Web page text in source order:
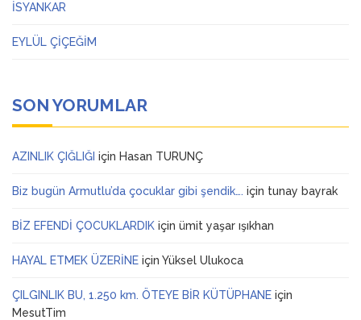
İSYANKAR
EYLÜL ÇİÇEĞİM
SON YORUMLAR
AZINLIK ÇIĞLIĞI için Hasan TURUNÇ
Biz bugün Armutlu’da çocuklar gibi şendik…. için tunay bayrak
BİZ EFENDİ ÇOCUKLARDIK için ümit yaşar ışıkhan
HAYAL ETMEK ÜZERİNE için Yüksel Ulukoca
ÇILGINLIK BU, 1.250 km. ÖTEYE BİR KÜTÜPHANE için
MesutTim